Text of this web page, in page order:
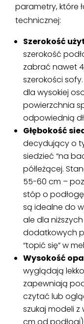
parametry, które
technicznej:
Szerokość
szerokość
zabrać nawet
szerokości
dla wysokiej
powierzchnia
odpowiednią
Głębokość
decydujący o
siedzieć “na
półleżącej.
55-60 cm –
stóp o
są idealne do
ale dla
dodatkowych
“topić się” w
Wysokość
wyglądają
zapewniają
czytać lub
szukaj modeli
cm od